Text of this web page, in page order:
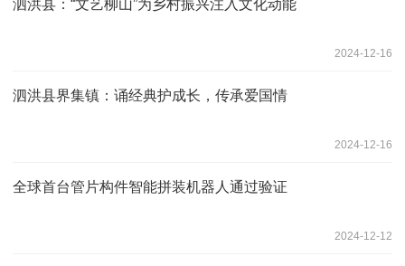
泗洪县：“文艺柳山”为乡村振兴注入文化动能
2024-12-16
泗洪县界集镇：诵经典护成长，传承爱国情
2024-12-16
全球首台管片构件智能拼装机器人通过验证
2024-12-12